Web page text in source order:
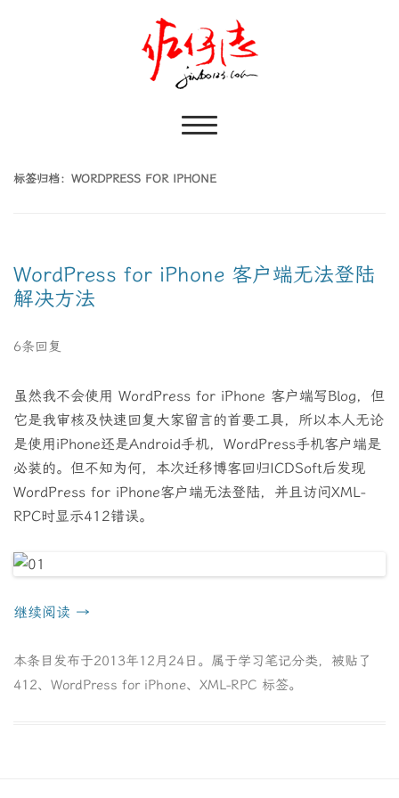
标签归档： WORDPRESS FOR IPHONE
WordPress for iPhone 客户端无法登陆
解决方法
6条回复
虽然我不会使用 WordPress for iPhone 客户端写Blog，但
它是我审核及快速回复大家留言的首要工具，所以本人无论
是使用iPhone还是Android手机，WordPress手机客户端是
必装的。但不知为何，本次迁移博客回归ICDSoft后发现
WordPress for iPhone客户端无法登陆，并且访问XML-
RPC时显示412错误。
继续阅读 →
本条目发布于2013年12月24日 。属于学习笔记分类，被贴了
412、 WordPress for iPhone、 XML-RPC 标签。